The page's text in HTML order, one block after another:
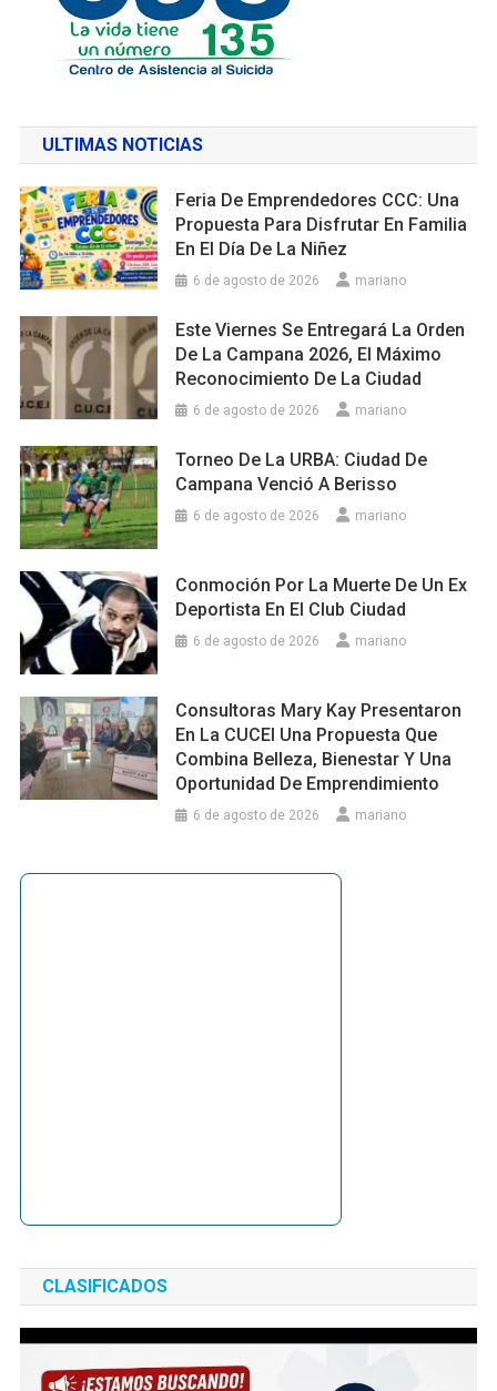
ULTIMAS NOTICIAS
Feria De Emprendedores CCC: Una
Propuesta Para Disfrutar En Familia
En El Día De La Niñez
6 de agosto de 2026 mariano
Este Viernes Se Entregará La Orden
De La Campana 2026, El Máximo
Reconocimiento De La Ciudad
6 de agosto de 2026 mariano
Torneo De La URBA: Ciudad De
Campana Venció A Berisso
6 de agosto de 2026 mariano
Conmoción Por La Muerte De Un Ex
Deportista En El Club Ciudad
6 de agosto de 2026 mariano
Consultoras Mary Kay Presentaron
En La CUCEI Una Propuesta Que
Combina Belleza, Bienestar Y Una
Oportunidad De Emprendimiento
6 de agosto de 2026 mariano
CLASIFICADOS